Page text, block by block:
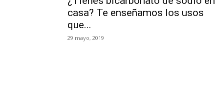
casa? Te enseñamos los usos
que...
29 mayo, 2019